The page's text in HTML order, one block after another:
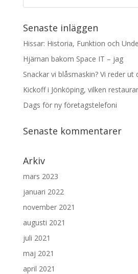
Senaste inläggen
Hissar: Historia, Funktion och
Hjärnan bakom Space IT – jag
Snackar vi blåsmaskin? Vi reder ut
Kickoff i Jönköping, vilken
Dags för ny företagstelefoni
Senaste kommentarer
Arkiv
mars 2023
januari 2022
november 2021
augusti 2021
juli 2021
maj 2021
april 2021